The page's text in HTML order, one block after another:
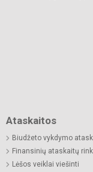
Ataskaitos
Biudžeto vykdymo
Finansinių ataskaitų
Lėšos veiklai viešinti